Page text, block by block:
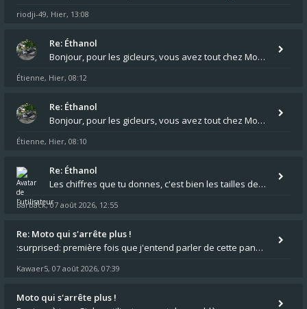
riodji-49, Hier, 13:08
Re: Éthanol
Bonjour, pour les gicleurs, vous avez tout chez Motokristen à Bar sur Aube. https://www.motokristen.fr/ On peut aussi
Étienne, Hier, 08:12
Re: Éthanol
Bonjour, pour les gicleurs, vous avez tout chez Motokristen à Bar sur Aube. https://www.motokristen.fr/produits/4946-l
Étienne, Hier, 08:10
Re: Éthanol
Les chiffres que tu donnes, c'est bien les tailles de gicleur ? Par contre tes "-2 tours" à quoi correspondent t'ils ?
Barback,07 août 2026, 12:55
Re: Moto qui s'arrête plus !
:surprised: première fois que j'entend parler de cette panne ,ta moto aurait été maraboutée? :pretre:
Kawaer5, 07 août 2026, 07:39
Moto qui s'arrête plus !